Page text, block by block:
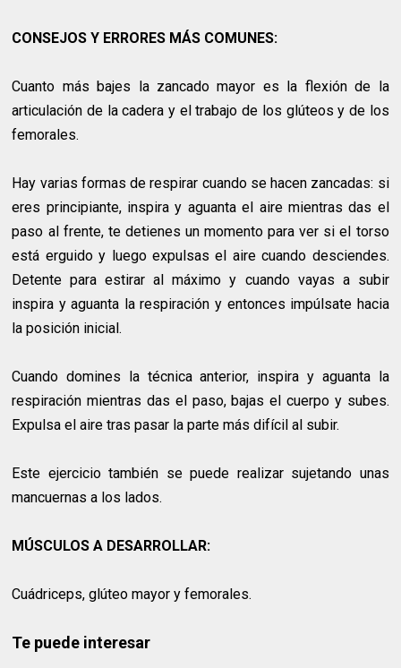
CONSEJOS Y ERRORES MÁS COMUNES:
Cuanto más bajes la zancado mayor es la flexión de la
articulación de la cadera y el trabajo de los glúteos y de los
femorales.
Hay varias formas de respirar cuando se hacen zancadas: si
eres principiante, inspira y aguanta el aire mientras das el
paso al frente, te detienes un momento para ver si el torso
está erguido y luego expulsas el aire cuando desciendes.
Detente para estirar al máximo y cuando vayas a subir
inspira y aguanta la respiración y entonces impúlsate hacia
la posición inicial.
Cuando domines la técnica anterior, inspira y aguanta la
respiración mientras das el paso, bajas el cuerpo y subes.
Expulsa el aire tras pasar la parte más difícil al subir.
Este ejercicio también se puede realizar sujetando unas
mancuernas a los lados.
MÚSCULOS A DESARROLLAR:
Cuádriceps, glúteo mayor y femorales.
Te puede interesar